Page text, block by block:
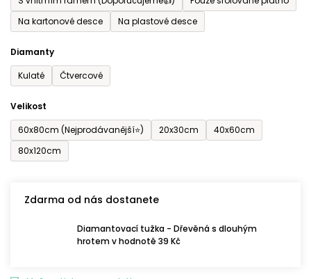
Na kartonové desce
Na plastové desce
Diamanty
Kulaté
Čtvercové
Velikost
60x80cm (Nejprodávanější⭐)
20x30cm
40x60cm
80x120cm
Zdarma od nás dostanete
Diamantovací tužka - Dřevěná s dlouhým
hrotem v hodnotě 39 Kč